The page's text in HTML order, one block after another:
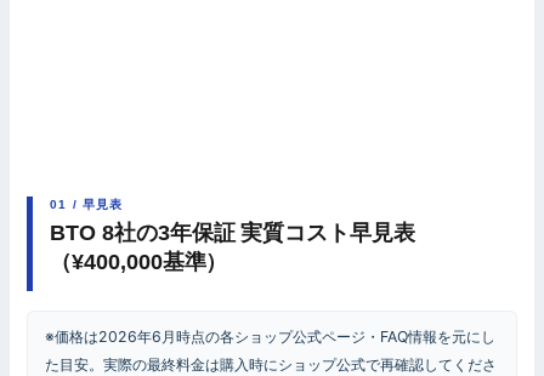
01 / 早見表
BTO 8社の3年保証 実質コスト早見表
（¥400,000基準）
※価格は2026年6月時点の各ショップ公式ページ・FAQ情報を元にし
た目安。実際の最終料金は購入時にショップ公式で再確認してくださ